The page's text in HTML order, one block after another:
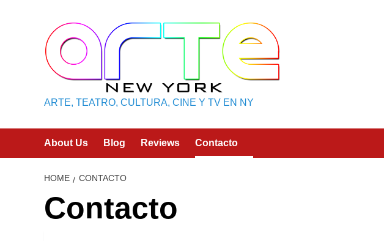
ARTE, TEATRO, CULTURA, CINE Y TV EN NY
About Us Blog Reviews Contacto
HOME CONTACTO
Contacto